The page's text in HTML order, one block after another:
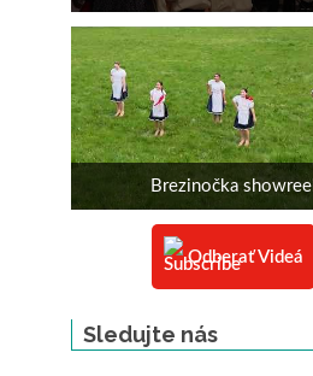
Odberať Videá
Brezinočka showreel
Sledujte nás